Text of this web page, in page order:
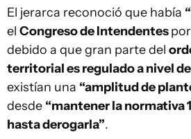
El jerarca reconoció que había
el Congreso de Intendentes
debido a que gran parte del
territorial es regulado a nivel
existían una “amplitud de
desde “mantener la normativa
hasta derogarla”.